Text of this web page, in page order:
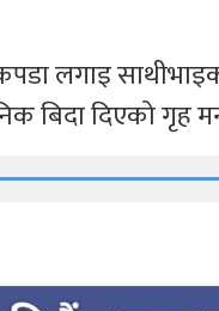
लगाइ
बिदा दिएको गृह